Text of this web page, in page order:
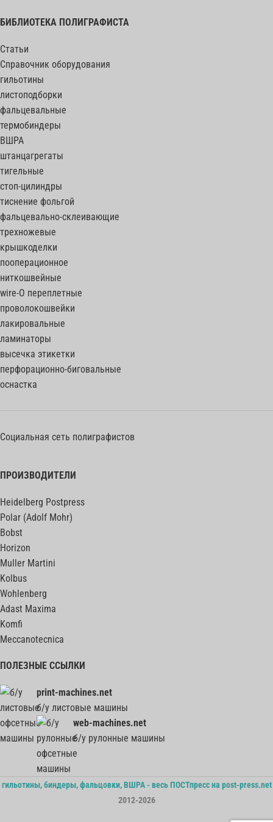
БИБЛИОТЕКА ПОЛИГРАФИСТА
Статьи
Справочник оборудования
гильотины
листоподборки
фальцевальные
термобиндеры
ВШРА
штанцагрегаты
тигельные
стоп-цилиндры
тиснение фольгой
фальцевально-склеивающие
трехножевые
крышкоделки
пооперационное
ниткошвейные
wire-O переплетные
проволокошвейки
лакировальные
ламинаторы
высечка этикетки
перфорационно-биговальные
оснастка
Социальная сеть полиграфистов
ПРОИЗВОДИТЕЛИ
Heidelberg Postpress
Polar (Adolf Mohr)
Bobst
Horizon
Muller Martini
Kolbus
Wohlenberg
Adast Maxima
Komfi
Meccanotecnica
ПОЛЕЗНЫЕ ССЫЛКИ
print-machines.net
б/у листовые машины
web-machines.net
б/у рулонные машины
гильотины, биндеры, фальцовки, ВШРА - весь ПОСТпресс на post-press.net
2012-2026